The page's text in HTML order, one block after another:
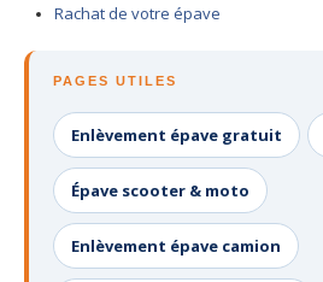
Rachat de votre épave
PAGES UTILES
Enlèvement épave gratuit
Épave scooter & moto
Enlèvement épave camion